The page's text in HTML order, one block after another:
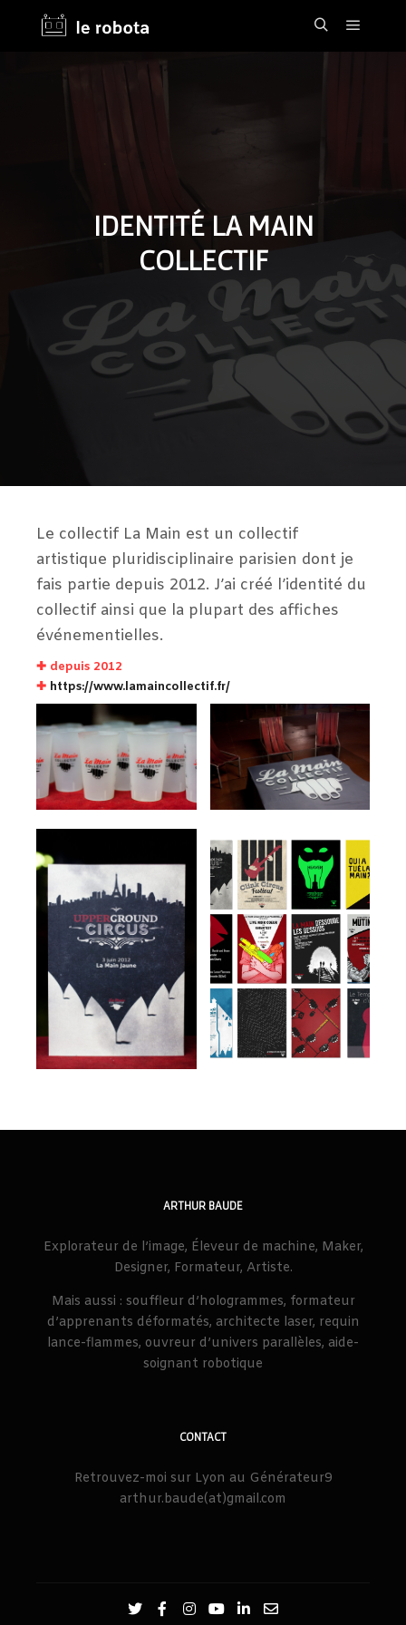
Main
IDENTITÉ LA MAIN
COLLECTIF
Le collectif La Main est un collectif
artistique pluridisciplinaire parisien dont je
fais partie depuis 2012. J’ai créé l’identité du
collectif ainsi que la plupart des affiches
événementielles.
✚ depuis 2012
✚ https://www.lamaincollectif.fr/
ARTHUR BAUDE
Explorateur de l’image, Éleveur de machine, Maker,
Designer, Formateur, Artiste.
Mais aussi : souffleur d’hologrammes, formateur
d’apprenants déformatés, architecte laser, requin
lance-flammes, ouvreur d’univers parallèles, aide-
soignant robotique
CONTACT
Retrouvez-moi sur Lyon au Générateur9
arthur.baude(at)gmail.com